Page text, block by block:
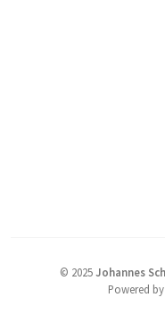
© 2025 Johannes
Powered by